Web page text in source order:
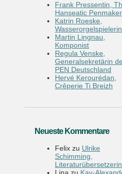
Frank Pressentin,
Hanseatic Penmaker
Katrin Roeske,
Wasserorgelspielerin
Martin Lingnau,
Komponist
Regula Venske,
Generalsekretärin
PEN Deutschland
Hervé Kerourédan,
Crêperie Ti Breizh
Neueste Kommentare
Felix zu Ulrike
Schimming,
Literaturübersetzerin